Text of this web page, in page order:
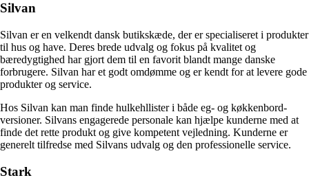
Silvan
Silvan er en velkendt dansk butikskæde, der er specialiseret i produkter
til hus og have. Deres brede udvalg og fokus på kvalitet og
bæredygtighed har gjort dem til en favorit blandt mange danske
forbrugere. Silvan har et godt omdømme og er kendt for at levere gode
produkter og service.
Hos Silvan kan man finde hulkehllister i både eg- og køkkenbord-
versioner. Silvans engagerede personale kan hjælpe kunderne med at
finde det rette produkt og give kompetent vejledning. Kunderne er
generelt tilfredse med Silvans udvalg og den professionelle service.
Stark